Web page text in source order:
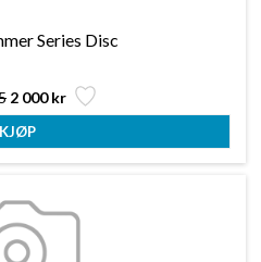
Series Disc
2 000 kr